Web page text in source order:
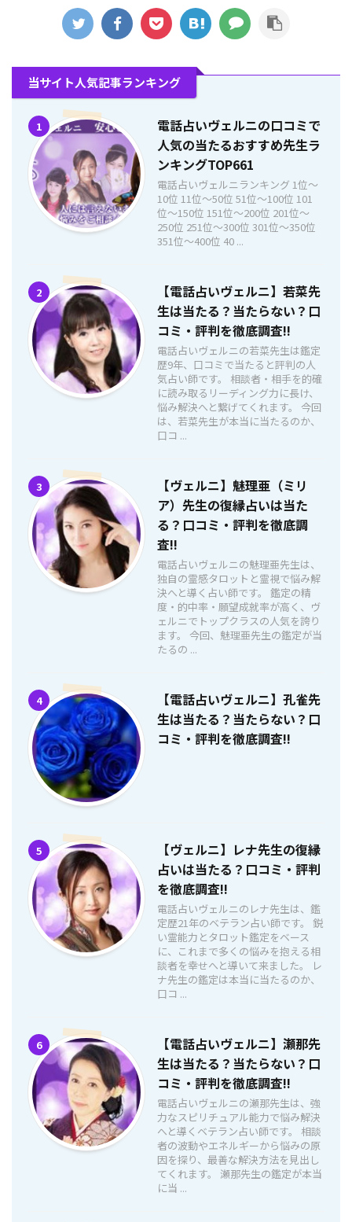
当サイト人気記事ランキング
1
電話占いヴェルニの口コミで
人気の当たるおすすめ先生ラ
ンキングTOP661
電話占いヴェルニランキング 1位〜
10位 11位〜50位 51位〜100位 101
位〜150位 151位〜200位 201位〜
250位 251位〜300位 301位〜350位
351位〜400位 40 ...
2
【電話占いヴェルニ】若菜先
生は当たる？当たらない？口
コミ・評判を徹底調査!!
電話占いヴェルニの若菜先生は鑑定
歴9年、口コミで当たると評判の人
気占い師です。 相談者・相手を的確
に読み取るリーディング力に長け、
悩み解決へと繋げてくれます。 今回
は、若菜先生が本当に当たるのか、
口コ ...
3
【ヴェルニ】魅理亜（ミリ
ア）先生の復縁占いは当た
る？口コミ・評判を徹底調
査!!
電話占いヴェルニの魅理亜先生は、
独自の霊感タロットと霊視で悩み解
決へと導く占い師です。 鑑定の精
度・的中率・願望成就率が高く、ヴ
ェルニでトップクラスの人気を誇り
ます。 今回、魅理亜先生の鑑定が当
たるの ...
4
【電話占いヴェルニ】孔雀先
生は当たる？当たらない？口
コミ・評判を徹底調査!!
5
【ヴェルニ】レナ先生の復縁
占いは当たる？口コミ・評判
を徹底調査!!
電話占いヴェルニのレナ先生は、鑑
定歴21年のベテラン占い師です。 鋭
い霊能力とタロット鑑定をベース
に、これまで多くの悩みを抱える相
談者を幸せへと導いて来ました。 レ
ナ先生の鑑定は本当に当たるのか、
口コ ...
6
【電話占いヴェルニ】瀬那先
生は当たる？当たらない？口
コミ・評判を徹底調査!!
電話占いヴェルニの瀬那先生は、強
力なスピリチュアル能力で悩み解決
へと導くベテラン占い師です。 相談
者の波動やエネルギーから悩みの原
因を探り、最善な解決方法を見出し
てくれます。 瀬那先生の鑑定が本当
に当 ...